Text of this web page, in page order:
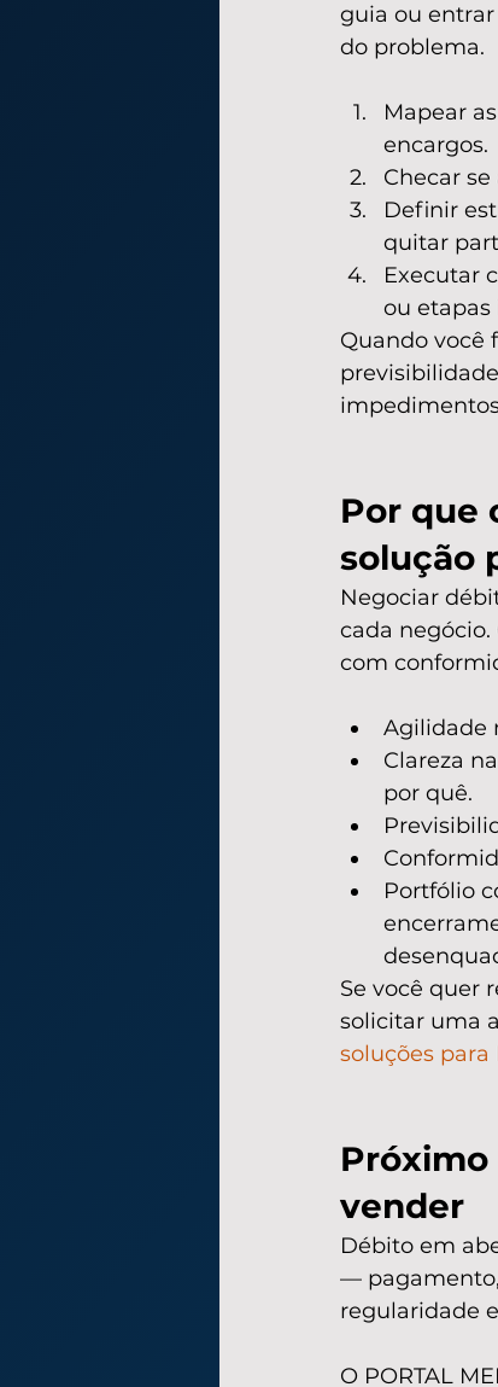
guia ou
do problema.
Mapear
encargos.
Checar
Definir
quitar
Executar
ou etapas
Quando você
Por que
solução
Negociar
cada
com
Agilidade
Clareza
por quê.
Portfólio
Se você quer
solicitar uma
soluções para
Próximo
vender
Débito em
—
regularidade
O PORTAL